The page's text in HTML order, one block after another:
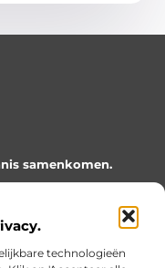
technologieën
samenkomen.
je verrassen door
ideeën!